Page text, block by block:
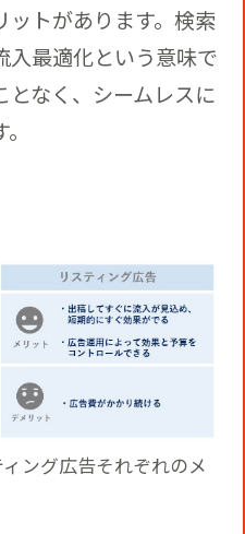
トがあります。検索
入最適化という意味で
となく、シームレスに
ィング広告それぞれのメ